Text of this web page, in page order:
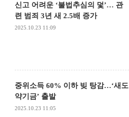
신고 어려운 ‘불법추심의 덫’… 관
련 범죄 3년 새 2.5배 증가
2025.10.23 11:09
중위소득 60% 이하 빚 탕감…‘새도
약기금’ 출발
2025.10.23 11:05